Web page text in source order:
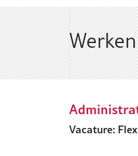
Vacature: